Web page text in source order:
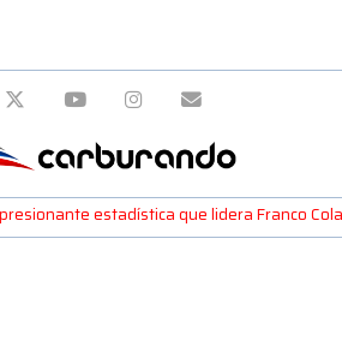
estadística que lidera Franco